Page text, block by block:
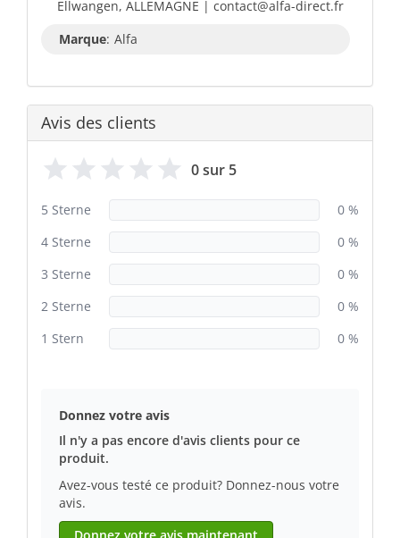
Ellwangen, ALLEMAGNE | contact@alfa-direct.fr
Marque: Alfa
Avis des clients
0 sur 5
5 Sterne
0 %
4 Sterne
0 %
3 Sterne
0 %
2 Sterne
0 %
1 Stern
0 %
Donnez votre avis
Il n'y a pas encore d'avis clients pour ce
produit.
Avez-vous testé ce produit? Donnez-nous votre
avis.